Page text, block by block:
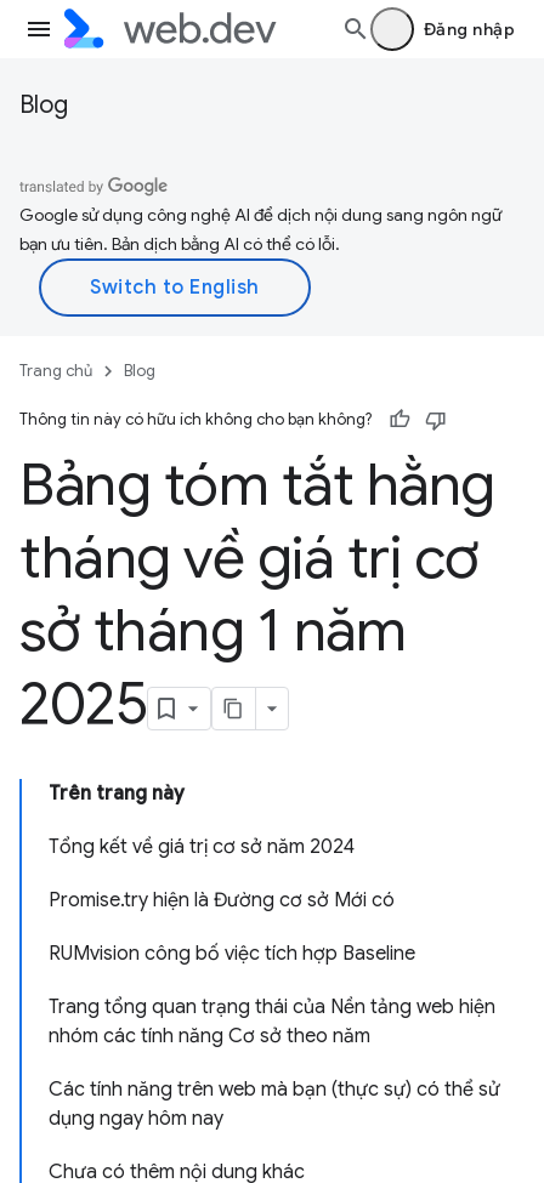
Đăng nhập
Blog
Google sử dụng công nghệ AI để dịch nội dung sang ngôn ngữ
bạn ưu tiên. Bản dịch bằng AI có thể có lỗi.
Trang chủ Blog
Thông tin này có hữu ích không cho bạn không?
Bảng tóm tắt hằng
tháng về giá trị cơ
sở tháng 1 năm
2025
Trên trang này
Tổng kết về giá trị cơ sở năm 2024
Promise.try hiện là Đường cơ sở Mới có
RUMvision công bố việc tích hợp Baseline
Trang tổng quan trạng thái của Nền tảng web hiện
nhóm các tính năng Cơ sở theo năm
Các tính năng trên web mà bạn (thực sự) có thể sử
dụng ngay hôm nay
Chưa có thêm nội dung khác